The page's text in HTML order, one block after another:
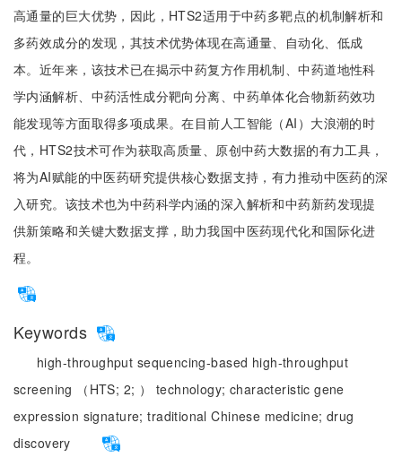
高通量的巨大优势，因此，HTS2适用于中药多靶点的机制解析和
多药效成分的发现，其技术优势体现在高通量、自动化、低成
本。近年来，该技术已在揭示中药复方作用机制、中药道地性科
学内涵解析、中药活性成分靶向分离、中药单体化合物新药效功
能发现等方面取得多项成果。在目前人工智能（AI）大浪潮的时
代，HTS2技术可作为获取高质量、原创中药大数据的有力工具，
将为AI赋能的中医药研究提供核心数据支持，有力推动中医药的深
入研究。该技术也为中药科学内涵的深入解析和中药新药发现提
供新策略和关键大数据支撑，助力我国中医药现代化和国际化进
程。
Keywords
high-throughput sequencing-based high-throughput
screening （HTS; 2; ） technology; characteristic gene
expression signature;traditional Chinese medicine; drug
discovery